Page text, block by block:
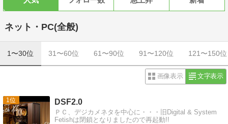
ネット・PC(全般)
1〜30位 31〜60位 61〜90位 91〜120位 121〜150位
画像表示 文字表示
1 DSF2.0
ＰＣ、デジカメネタを中心に・・・旧Digital & System
Fetishは閉鎖となりましたので再起動!!